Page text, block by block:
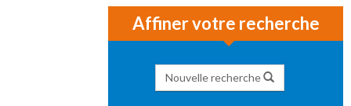
Affiner votre recherche
Nouvelle recherche